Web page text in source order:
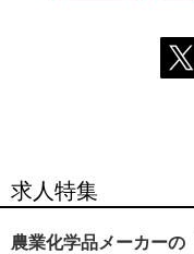
求人特集
農業化学品メーカーの